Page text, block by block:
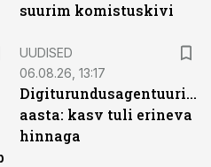
suurim komistuskivi
UUDISED
06.08.26, 13:17
Digiturundusagentuuride
aasta: kasv tuli erineva
hinnaga